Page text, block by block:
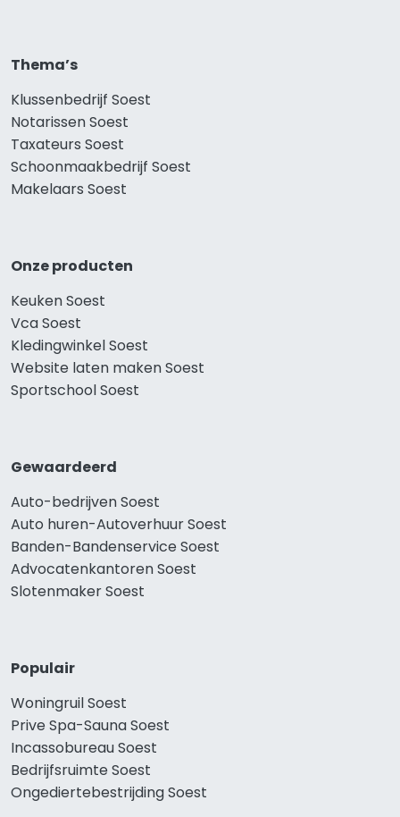
Thema’s
Klussenbedrijf Soest
Notarissen Soest
Taxateurs Soest
Schoonmaakbedrijf Soest
Makelaars Soest
Onze producten
Keuken Soest
Vca Soest
Kledingwinkel Soest
Website laten maken Soest
Sportschool Soest
Gewaardeerd
Auto-bedrijven Soest
Auto huren-Autoverhuur Soest
Banden-Bandenservice Soest
Advocatenkantoren Soest
Slotenmaker Soest
Populair
Woningruil Soest
Prive Spa-Sauna Soest
Incassobureau Soest
Bedrijfsruimte Soest
Ongediertebestrijding Soest